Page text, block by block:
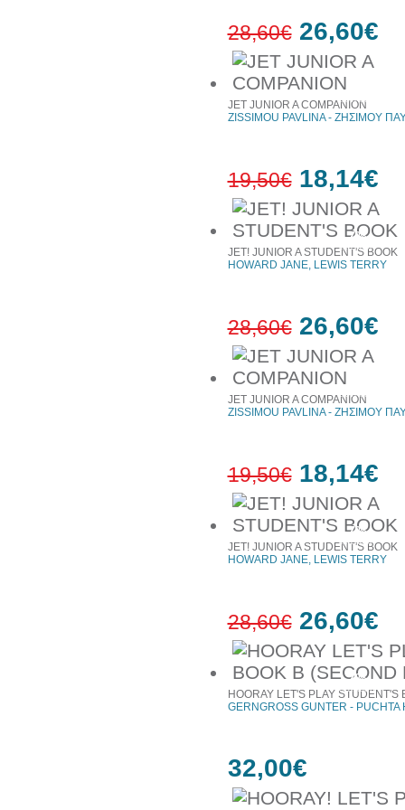
έκπτωση
28,60€ 26,60€
7%
έκπτωση
JET JUNIOR A COMPANION
ZISSIMOU PAVLINA - ΖΗΣΙΜΟΥ
19,50€ 18,14€
έκπτωση
JET! JUNIOR A STUDENT'S BOOK
HOWARD JANE, LEWIS TERRY
28,60€ 26,60€
7%
έκπτωση
JET JUNIOR A COMPANION
ZISSIMOU PAVLINA - ΖΗΣΙΜΟΥ
19,50€ 18,14€
7%
έκπτωση
JET! JUNIOR A STUDENT'S BOOK
HOWARD JANE, LEWIS TERRY
28,60€ 26,60€
HOORAY LET'S PLAY STUDENT'S
GERNGROSS GUNTER - PUCHTA
32,00€